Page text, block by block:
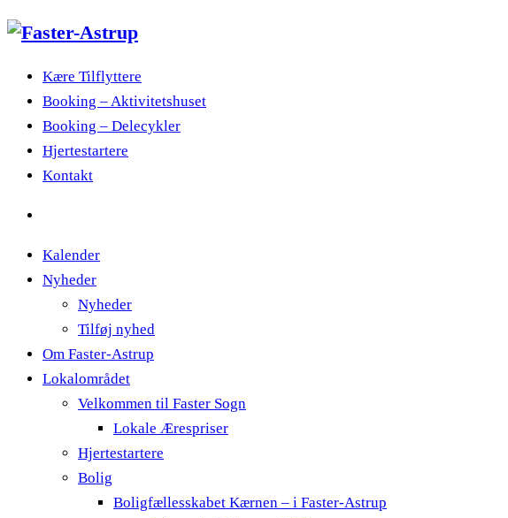
Kære Tilflyttere
Booking – Aktivitetshuset
Booking – Delecykler
Hjertestartere
Kontakt
Kalender
Nyheder
Nyheder
Tilføj nyhed
Om Faster-Astrup
Lokalområdet
Velkommen til Faster Sogn
Lokale Ærespriser
Hjertestartere
Bolig
Boligfællesskabet Kærnen – i Faster-Astrup